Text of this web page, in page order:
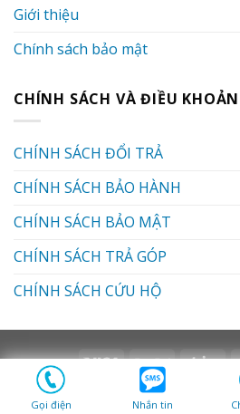
Giới thiệu
Chính sách bảo mật
CHÍNH SÁCH VÀ ĐIỀU KHOẢN
CHÍNH SÁCH ĐỔI TRẢ
CHÍNH SÁCH BẢO HÀNH
CHÍNH SÁCH BẢO MẬT
CHÍNH SÁCH TRẢ GÓP
CHÍNH SÁCH CỨU HỘ
Copyright 2026 © Xe Đạp
Gọi điện Nhắn tin